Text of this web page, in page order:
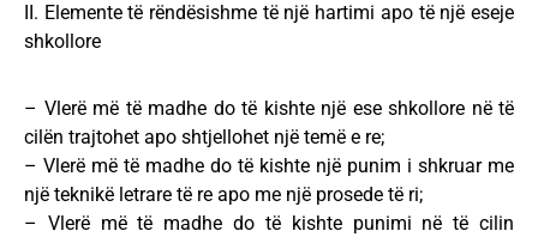
II. Elemente të rëndësishme të një hartimi apo të një eseje
shkollore
– Vlerë më të madhe do të kishte një ese shkollore në të
cilën trajtohet apo shtjellohet një temë e re;
– Vlerë më të madhe do të kishte një punim i shkruar me
një teknikë letrare të re apo me një prosede të ri;
– Vlerë më të madhe do të kishte punimi në të cilin